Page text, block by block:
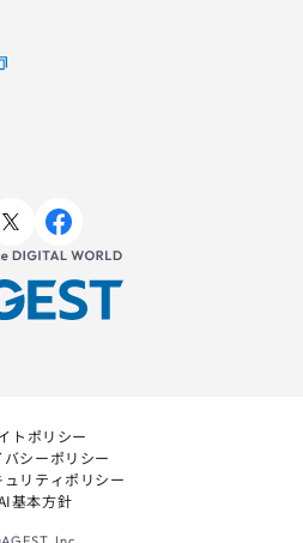
トポリシー
バシーポリシー
リティポリシー
基本方針